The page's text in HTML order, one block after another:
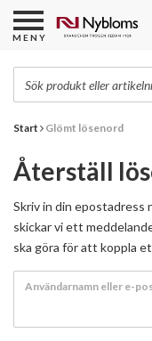
Start Glömt lösenord
Återställ
Skriv in din epostadress
skickar vi ett
ska göra för att koppla
Användarnamn eller e-
MENY